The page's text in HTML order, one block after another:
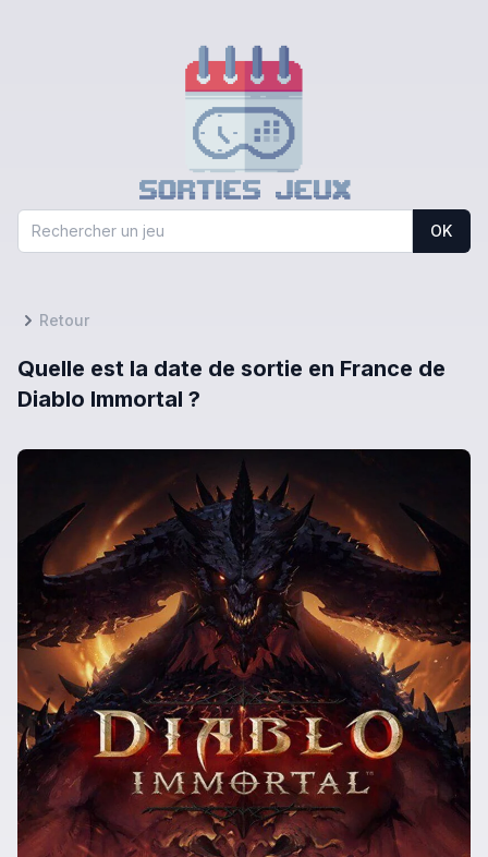
OK
Retour
Quelle est la date de sortie en France de
Diablo Immortal ?